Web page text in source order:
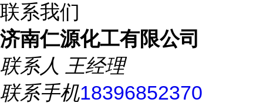
联系我们
济南仁源化工有限公司
联系人 王经理
联系手机18396852370